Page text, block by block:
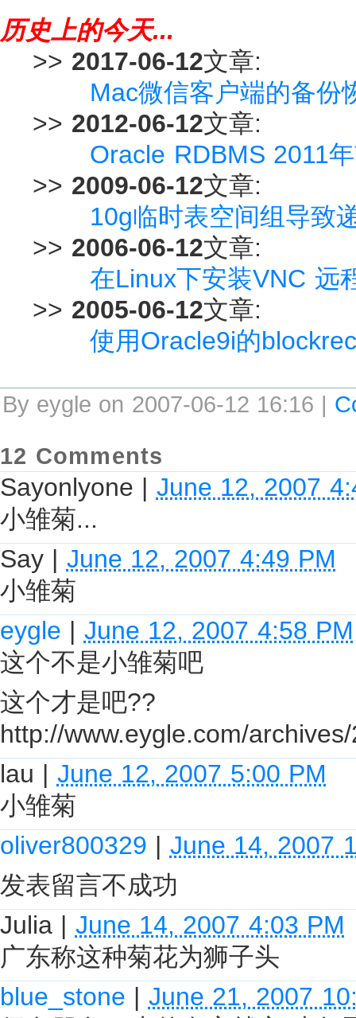
历史上的今天...
>> 2017-06-12文章:
Mac微信客户端的备份
>> 2012-06-12文章:
Oracle RDBMS 2011
>> 2009-06-12文章:
10g临时表空间组导致
>> 2006-06-12文章:
在Linux下安装VNC 远
>> 2005-06-12文章:
使用Oracle9i的
By eygle on 2007-06-12 16:16 |
12 Comments
Sayonlyone | June 12, 2007
小雏菊...
Say | June 12, 2007 4:49 PM
小雏菊
eygle | June 12, 2007 4:58 PM
这个不是小雏菊吧
这个才是吧??
http://www.eygle.com/
lau | June 12, 2007 5:00 PM
小雏菊
oliver800329 | June 14, 2007
发表留言不成功
Julia | June 14, 2007 4:03 PM
广东称这种菊花为狮子头
blue_stone | June 21, 2007